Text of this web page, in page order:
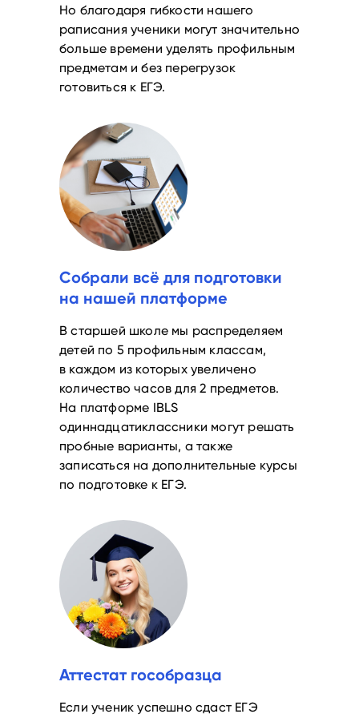
Но благодаря гибкости нашего
раписания ученики могут значительно
больше времени уделять профильным
предметам и без перегрузок
готовиться к ЕГЭ.
Собрали всё для подготовки
на нашей платформе
В старшей школе мы распределяем
детей по 5 профильным классам,
в каждом из которых увеличено
количество часов для 2 предметов.
На платформе IBLS
одиннадцатиклассники могут решать
пробные варианты, а также
записаться на дополнительные курсы
по подготовке к ЕГЭ.
Аттестат гособразца
Если ученик успешно сдаст ЕГЭ